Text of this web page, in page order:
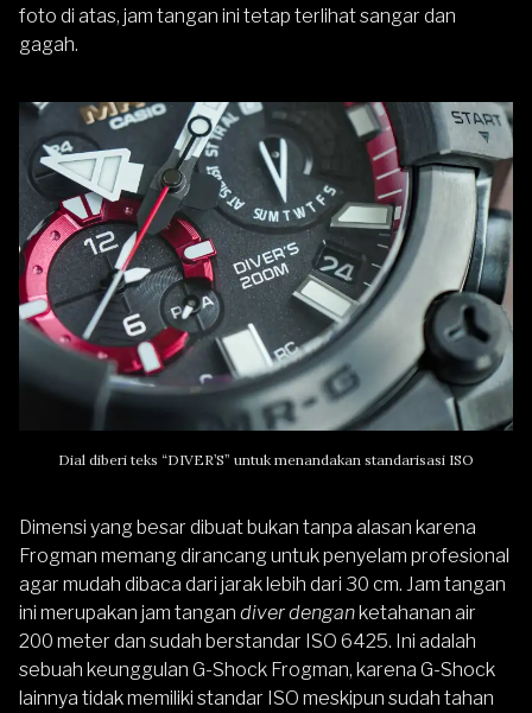
foto di atas, jam tangan ini tetap terlihat sangar dan
gagah.
Dial diberi teks “DIVER’S” untuk menandakan standarisasi ISO
Dimensi yang besar dibuat bukan tanpa alasan karena
Frogman memang dirancang untuk penyelam profesional
agar mudah dibaca dari jarak lebih dari 30 cm. Jam tangan
ini merupakan jam tangan diver denganketahanan air
200 meter dan sudah berstandar ISO 6425. Ini adalah
sebuah keunggulan G-Shock Frogman, karena G-Shock
lainnya tidak memiliki standar ISO meskipun sudah tahan